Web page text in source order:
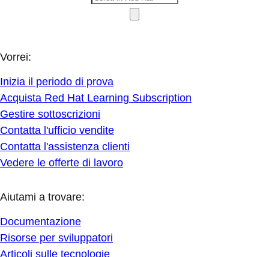
Vorrei:
Inizia il periodo di prova
Acquista Red Hat Learning Subscription
Gestire sottoscrizioni
Contatta l'ufficio vendite
Contatta l'assistenza clienti
Vedere le offerte di lavoro
Aiutami a trovare:
Documentazione
Risorse per sviluppatori
Articoli sulle tecnologie